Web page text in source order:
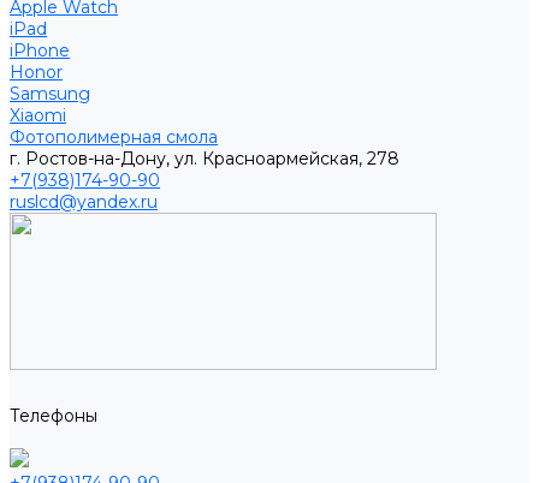
Apple Watch
iPad
iPhone
Honor
Samsung
Xiaomi
Фотополимерная смола
г. Ростов-на-Дону, ул. Красноармейская, 278
+7(938)174-90-90
ruslcd@yandex.ru
Телефоны